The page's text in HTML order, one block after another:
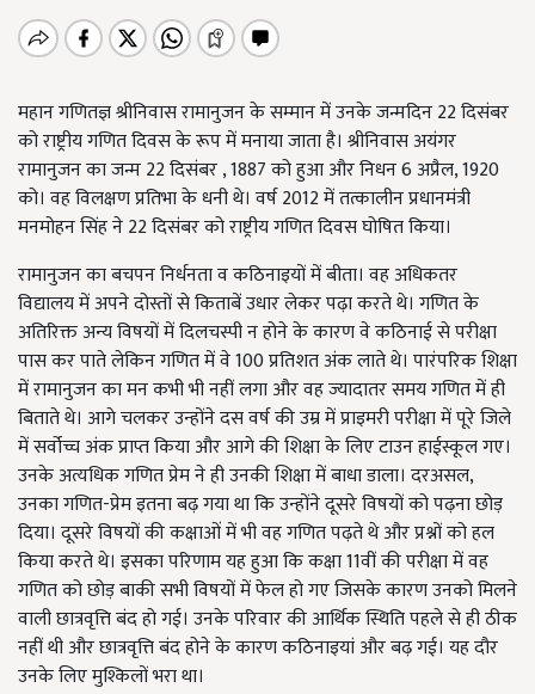
महान गणितज्ञ श्रीनिवास रामानुजन के सम्मान में उनके जन्मदिन 22 दिसंबर
को राष्ट्रीय गणित दिवस के रूप में मनाया जाता है। श्रीनिवास अयंगर
रामानुजन का जन्म 22 दिसंबर , 1887 को हुआ और निधन 6 अप्रैल, 1920
को। वह विलक्षण प्रतिभा के धनी थे। वर्ष 2012 में तत्कालीन प्रधानमंत्री
मनमोहन सिंह ने 22 दिसंबर को राष्ट्रीय गणित दिवस घोषित किया।
रामानुजन का बचपन निर्धनता व कठिनाइयों में बीता। वह अधिकतर
विद्यालय में अपने दोस्तों से किताबें उधार लेकर पढ़ा करते थे। गणित के
अतिरिक्त अन्य विषयों में दिलचस्पी न होने के कारण वे कठिनाई से परीक्षा
पास कर पाते लेकिन गणित में वे 100 प्रतिशत अंक लाते थे। पारंपरिक शिक्षा
में रामानुजन का मन कभी भी नहीं लगा और वह ज्यादातर समय गणित में ही
बिताते थे। आगे चलकर उन्होंने दस वर्ष की उम्र में प्राइमरी परीक्षा में पूरे जिले
में सर्वोच्च अंक प्राप्त किया और आगे की शिक्षा के लिए टाउन हाईस्कूल गए।
उनके अत्यधिक गणित प्रेम ने ही उनकी शिक्षा में बाधा डाला। दरअसल,
उनका गणित-प्रेम इतना बढ़ गया था कि उन्होंने दूसरे विषयों को पढ़ना छोड़
दिया। दूसरे विषयों की कक्षाओं में भी वह गणित पढ़ते थे और प्रश्नों को हल
किया करते थे। इसका परिणाम यह हुआ कि कक्षा 11वीं की परीक्षा में वह
गणित को छोड़ बाकी सभी विषयों में फेल हो गए जिसके कारण उनको मिलने
वाली छात्रवृत्ति बंद हो गई। उनके परिवार की आर्थिक स्थिति पहले से ही ठीक
नहीं थी और छात्रवृत्ति बंद होने के कारण कठिनाइयां और बढ़ गई। यह दौर
उनके लिए मुश्किलों भरा था।